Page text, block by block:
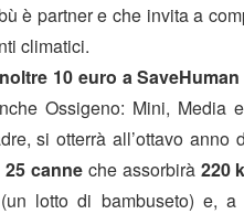
è partner e che invita a
climatici.
10 euro a SaveHuman
Ossigeno: Mini,
si otterrà all’ottavo
25 canne che assorbirà 220
lotto di bambuseto) e, a